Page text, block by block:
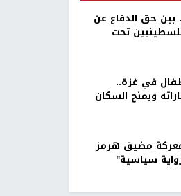
حق الدفاع عن
تحت
في غزة..
ويمنح السكان
مضيق هرمز
سياسية"